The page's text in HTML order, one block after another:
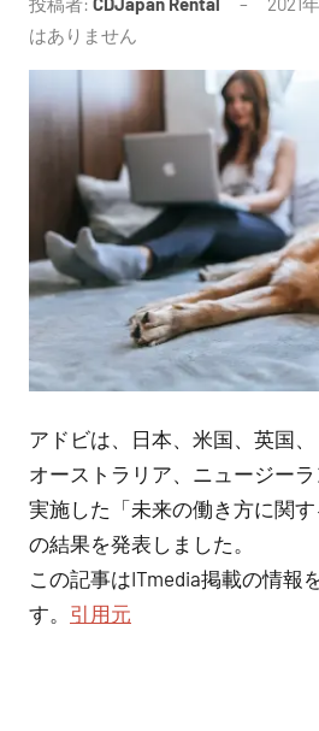
はありません
アドビは、日本、米国、英国、
オーストラリア、ニュージー
実施した「未来の働き方に関す
の結果を発表しました。
この記事はITmedia掲載の情報
す。 引用元